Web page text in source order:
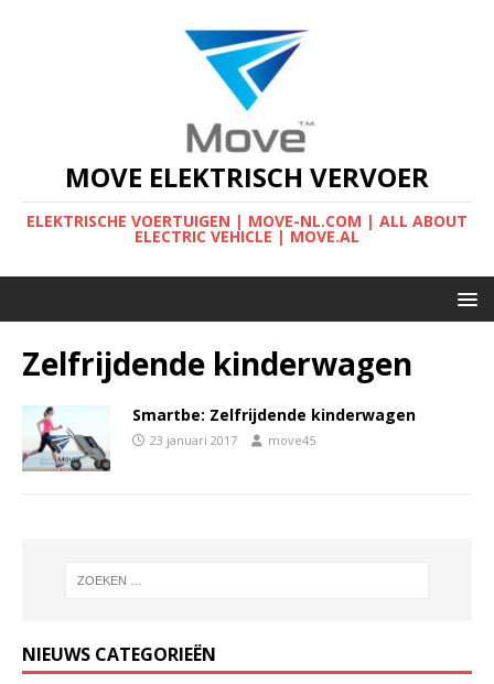
MOVE ELEKTRISCH VERVOER
ELEKTRISCHE VOERTUIGEN | MOVE-NL.COM | ALL ABOUT
ELECTRIC VEHICLE | MOVE.AL
Zelfrijdende kinderwagen
Smartbe: Zelfrijdende kinderwagen
23 januari 2017 move45
NIEUWS CATEGORIEËN